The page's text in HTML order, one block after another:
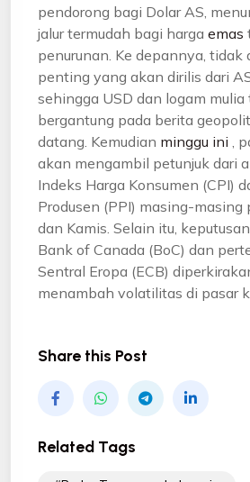
pendorong bagi Dolar AS,
jalur termudah bagi harga emas
penurunan. Ke depannya, tidak
penting yang akan dirilis dari
sehingga USD dan logam mulia
bergantung pada berita
datang. Kemudian minggu ini ,
akan mengambil petunjuk dari
Indeks Harga Konsumen (CPI)
Produsen (PPI) masing-masing
dan Kamis. Selain itu,
Bank of Canada (BoC) dan
Sentral Eropa (ECB)
menambah volatilitas di pasar
Share this Post
Related Tags